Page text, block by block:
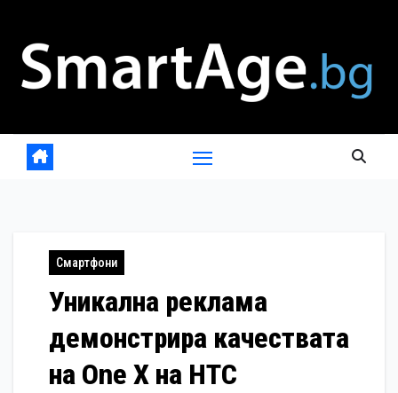
content
Смартфони
Уникална реклама
демонстрира качествата
на One X на HTC